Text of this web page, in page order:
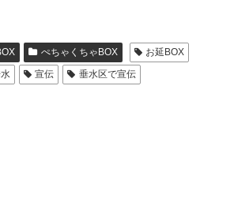
ぺちゃくちゃBOX
お延BOX
宣伝 垂水区で宣伝